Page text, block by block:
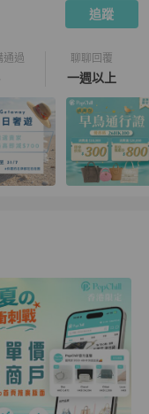
追蹤
通過 聊聊回覆
一週以上